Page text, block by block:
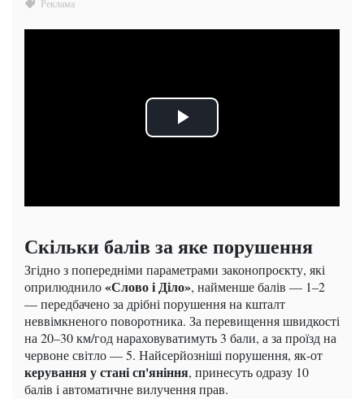
Скільки балів за яке порушення
Згідно з попередніми параметрами законопроєкту, які
оприлюднило«Слово і Діло», найменше балів — 1–2
— передбачено за дрібні порушення на кшталт
неввімкненого поворотника. За перевищення швидкості
на 20–30 км/год нараховуватимуть 3 бали, а за проїзд на
червоне світло — 5. Найсерйозніші порушення, як-от
керування у стані сп'яніння, принесуть одразу 10
балів і автоматичне вилучення прав.